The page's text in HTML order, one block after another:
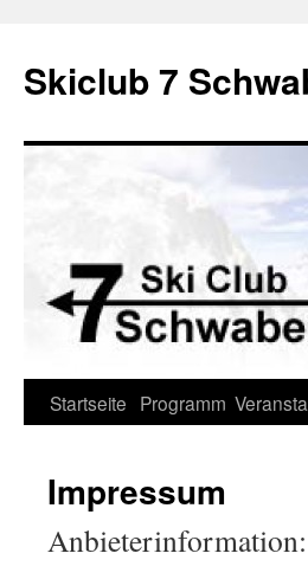
Skiclub 7
Springe
Inhalt
Startseite Programm
Impressum
Anbieterinformation: